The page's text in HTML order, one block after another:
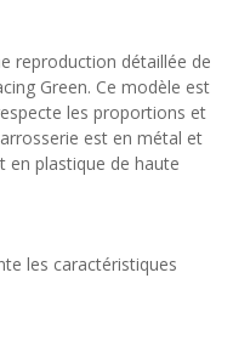
reproduction détaillée de
Green. Ce modèle est
les proportions et
est en métal et
en plastique de haute
les caractéristiques